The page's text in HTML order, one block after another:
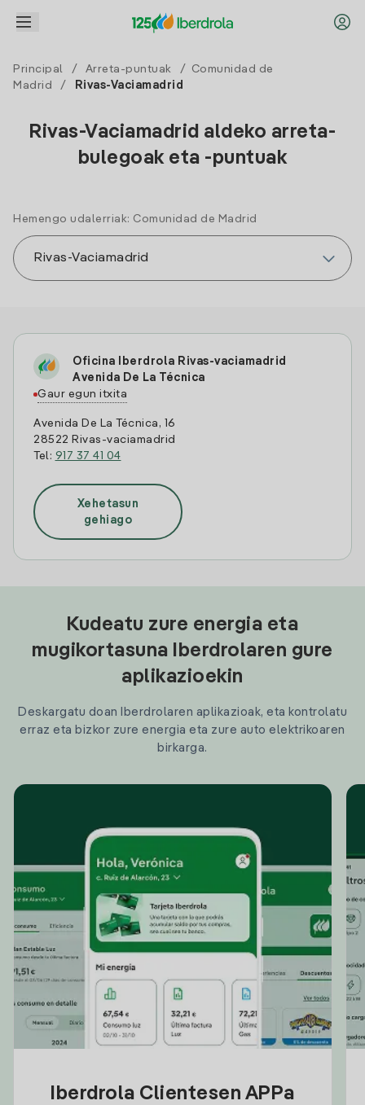
Principal / Arreta-puntuak /
Comunidad de
Madrid
/ Rivas-Vaciamadrid
Rivas-Vaciamadrid aldeko arreta-
bulegoak eta -puntuak
Hemengo udalerriak: Comunidad de Madrid
Oficina Iberdrola Rivas-vaciamadrid
Avenida De La Técnica
Gaur egun itxita
Avenida De La Técnica, 16
28522 Rivas-vaciamadrid
Tel: 917 37 41 04
Xehetasun
gehiago
Kudeatu zure energia eta
mugikortasuna Iberdrolaren gure
aplikazioekin
Deskargatu doan Iberdrolaren aplikazioak, eta kontrolatu
erraz eta bizkor zure energia eta zure auto elektrikoaren
birkarga.
Iberdrola Clientesen APPa